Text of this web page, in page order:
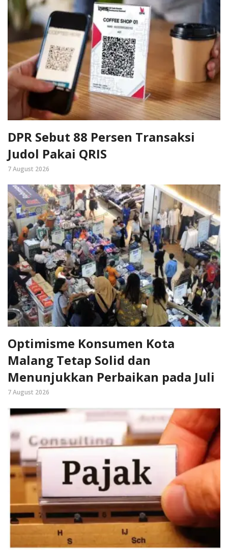
DPR Sebut 88 Persen Transaksi
Judol Pakai QRIS
7 August 2026
Optimisme Konsumen Kota
Malang Tetap Solid dan
Menunjukkan Perbaikan pada Juli
7 August 2026